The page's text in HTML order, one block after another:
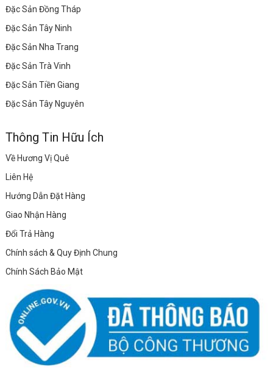
Đặc Sản Đồng Tháp
Đặc Sản Tây Ninh
Đặc Sản Nha Trang
Đặc Sản Trà Vinh
Đặc Sản Tiền Giang
Đặc Sản Tây Nguyên
Thông Tin Hữu Ích
Về Hương Vị Quê
Liên Hệ
Hướng Dẫn Đặt Hàng
Giao Nhận Hàng
Đổi Trả Hàng
Chính sách & Quy Định Chung
Chính Sách Bảo Mật